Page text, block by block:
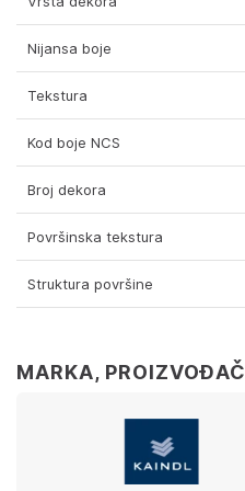
Nijansa boje
Tekstura
Kod boje NCS
Broj dekora
Površinska tekstura
Struktura površine
MARKA, PROIZVOĐAČ